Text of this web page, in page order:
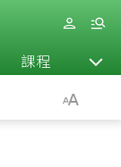
課程 退休